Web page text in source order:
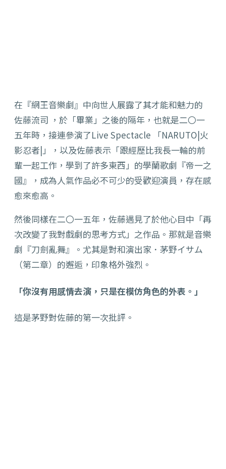
在『網王音樂劇』中向世人展露了其才能和魅力的
佐藤流司 ，於「畢業」之後的隔年，也就是二〇一
五年時，接連參演了Live Spectacle 「NARUTO|火
影忍者|」，以及佐藤表示「跟經歷比我長一輪的前
輩一起工作，學到了許多東西」的學蘭歌劇『帝一之
國』，成為人氣作品必不可少的受歡迎演員，存在感
愈來愈高。
然後同樣在二〇一五年，佐藤遇見了於他心目中「再
次改變了我對戲劇的思考方式」之作品。那就是音樂
劇『刀劍亂舞』。尤其是對和演出家．茅野イサム
（第二章）的邂逅，印象格外強烈。
「你沒有用感情去演，只是在模仿角色的外表。」
這是茅野對佐藤的第一次批評。